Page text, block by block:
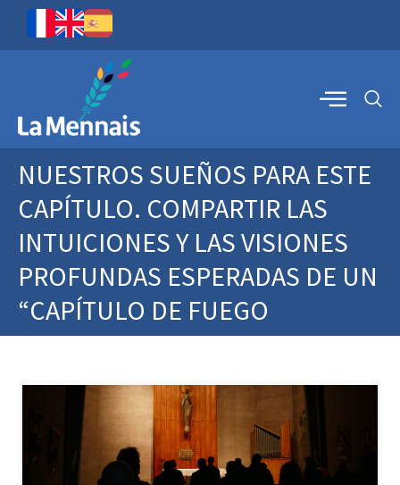
NUESTROS SUEÑOS PARA ESTE
CAPÍTULO. COMPARTIR LAS
INTUICIONES Y LAS VISIONES
PROFUNDAS ESPERADAS DE UN
“CAPÍTULO DE FUEGO